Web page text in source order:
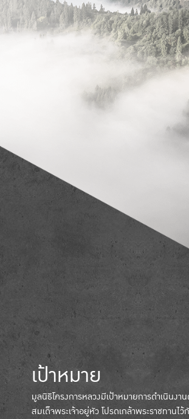
เป้าหมาย
มูลนิธิโครงการหลวงมีเป้าหมายการดำเนินงา
สมเด็จพระเจ้าอยู่หัว โปรดเกล้าพระราชทานไ